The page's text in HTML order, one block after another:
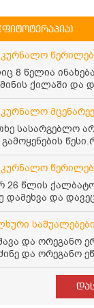
8 წელია
ქილაში და
ექნება
და
სასარგებლო
მაინტერესებს
წავიკითხე
26 წლის
და
ვეღარ გავდიოდი
თავბრუ
როცა
ვხდებოდი
მაქვს
უნდა
საშუალებები
და ორეგანო
და ორეგანო
1 ჭიქა თბილ
და